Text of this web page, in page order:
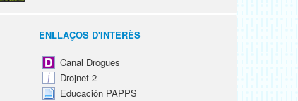
ENLLAÇOS D'INTERÈS
Canal Drogues
Drojnet 2
Educación PAPPS